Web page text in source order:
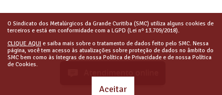
O Sindicato dos Metalúrgicos da Grande Curitiba (SMC) utiliza alguns cookies de
terceiros e está em conformidade com a LGPD (Lei nº 13.709/2018).
CLIQUE AQUI e saiba mais sobre o tratamento de dados feito pelo SMC. Nessa
página, você tem acesso às atualizações sobre proteção de dados no âmbito do
SMC bem como às íntegras de nossa Política de Privacidade e de nossa Política
de Cookies.
Aceitar